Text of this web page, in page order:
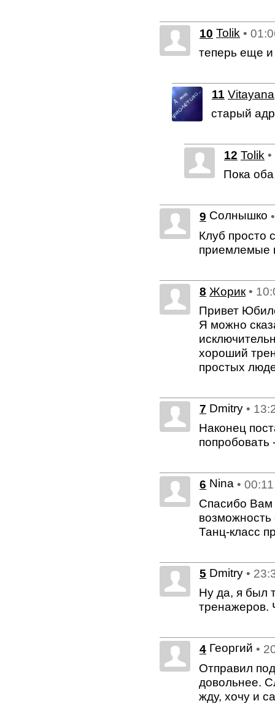
10 Tolik •
теперь еще и
11 Vitayana
старый
12 Tolik
Пока
9 Солнышко
Клуб просто
приемлемые
8 Жорик •
Привет
Я можно
хороший
простых
7 Dmitry •
Наконец
попробовать
6 Nina •
Спасибо Вам
Танц-класс
5 Dmitry •
Ну да, я был
тренажеров.
4 Георгий •
Отправил
довольнее.
жду, хочу и